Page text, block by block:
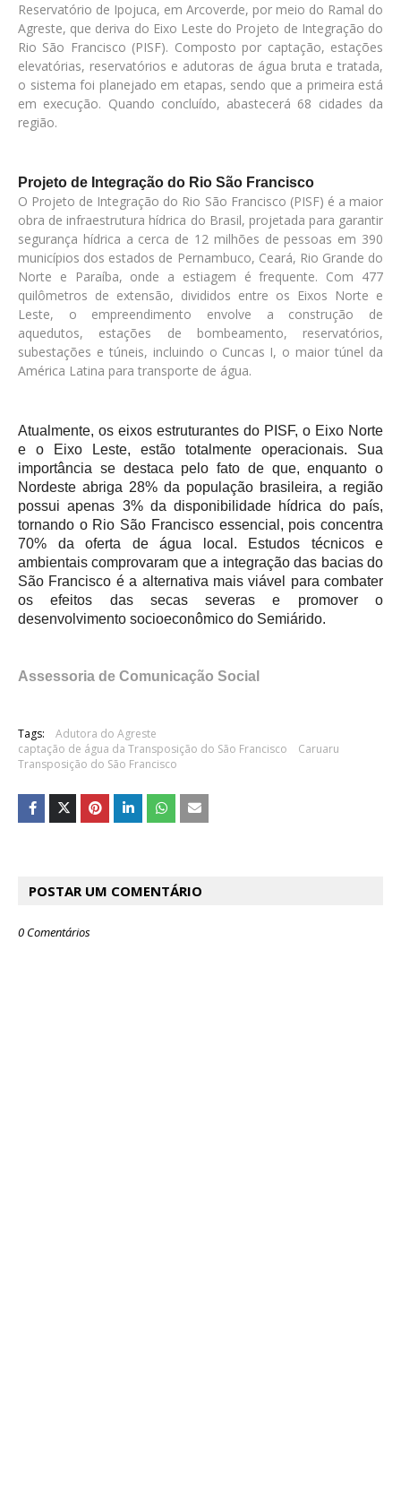
Reservatório de Ipojuca, em Arcoverde, por meio do Ramal do
Agreste, que deriva do Eixo Leste do Projeto de Integração do
Rio São Francisco (PISF). Composto por captação, estações
elevatórias, reservatórios e adutoras de água bruta e tratada,
o sistema foi planejado em etapas, sendo que a primeira está
em execução. Quando concluído, abastecerá 68 cidades da
região.
Projeto de Integração do Rio São Francisco
O Projeto de Integração do Rio São Francisco (PISF) é a maior
obra de infraestrutura hídrica do Brasil, projetada para garantir
segurança hídrica a cerca de 12 milhões de pessoas em 390
municípios dos estados de Pernambuco, Ceará, Rio Grande do
Norte e Paraíba, onde a estiagem é frequente. Com 477
quilômetros de extensão, divididos entre os Eixos Norte e
Leste, o empreendimento envolve a construção de
aquedutos, estações de bombeamento, reservatórios,
subestações e túneis, incluindo o Cuncas I, o maior túnel da
América Latina para transporte de água.
Atualmente, os eixos estruturantes do PISF, o Eixo Norte
e o Eixo Leste, estão totalmente operacionais. Sua
importância se destaca pelo fato de que, enquanto o
Nordeste abriga 28% da população brasileira, a região
possui apenas 3% da disponibilidade hídrica do país,
tornando o Rio São Francisco essencial, pois concentra
70% da oferta de água local. Estudos técnicos e
ambientais comprovaram que a integração das bacias do
São Francisco é a alternativa mais viável para combater
os efeitos das secas severas e promover o
desenvolvimento socioeconômico do Semiárido.
Assessoria de Comunicação Social
Tags:
Adutora do Agreste
captação de água da Transposição do São Francisco
Caruaru
Transposição do São Francisco
POSTAR UM COMENTÁRIO
0 Comentários